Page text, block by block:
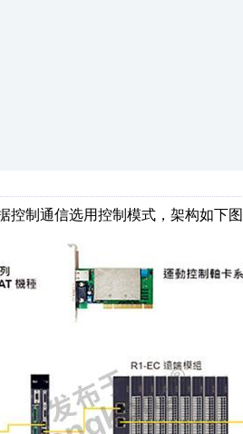
控制通信选用控制模式，架构如下